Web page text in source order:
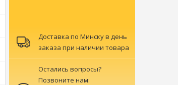
Доставка по Минску в день
заказа при наличии товара
Остались вопросы?
Позвоните нам: